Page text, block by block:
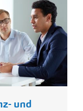
und